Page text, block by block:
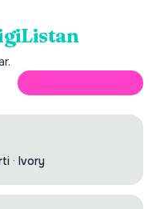
· Ivory